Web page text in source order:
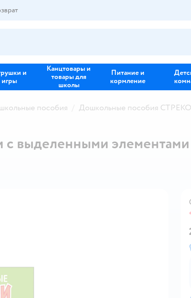
и
игры
Канцтовары и
товары для
школы
Питание и
кормление
пособия Дошкольные пособия
c выделенными